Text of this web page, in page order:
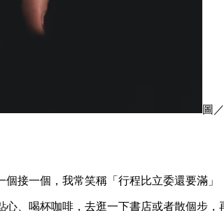
圖
接一個，我常笑稱「行程比立委還要滿」
、喝杯咖啡，去逛一下書店或者散個步，